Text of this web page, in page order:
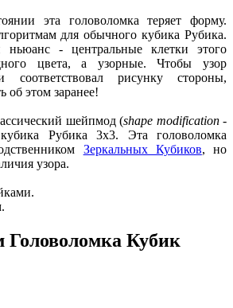
эта головоломка теряет форму.
для обычного кубика Рубика.
- центральные клетки этого
цвета, а узорные. Чтобы узор
соответствовал рисунку стороны,
об этом заранее!
шейпмод (shape modification-
Рубика 3х3. Эта головоломка
Зеркальных Кубиков, но
узора.
Головоломка Кубик